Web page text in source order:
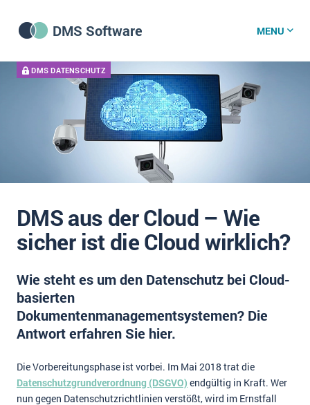
DMS Software
DMS Software
DMS Wissenszentrum
DMS News
Was ist DMS?
Offene Stellen bei CRM-Lieferanten
Über uns
DSGVO/GDPR
Impressum
MENU
DMS DATENSCHUTZ
DMS aus der Cloud – Wie
sicher ist die Cloud wirklich?
Wie steht es um den Datenschutz bei Cloud-
basierten
Dokumentenmanagementsystemen? Die
Antwort erfahren Sie hier.
Die Vorbereitungsphase ist vorbei. Im Mai 2018 trat die
Datenschutzgrundverordnung (DSGVO) endgültig in Kraft. Wer
nun gegen Datenschutzrichtlinien verstößt, wird im Ernstfall